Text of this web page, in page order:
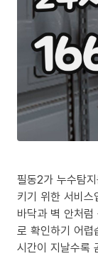
필동2가 누수탐
키기 위한 서비스
바닥과 벽 안처
로 확인하기 어렵
시간이 지날수록